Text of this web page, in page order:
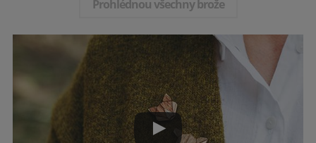
Prohlédnou všechny brože